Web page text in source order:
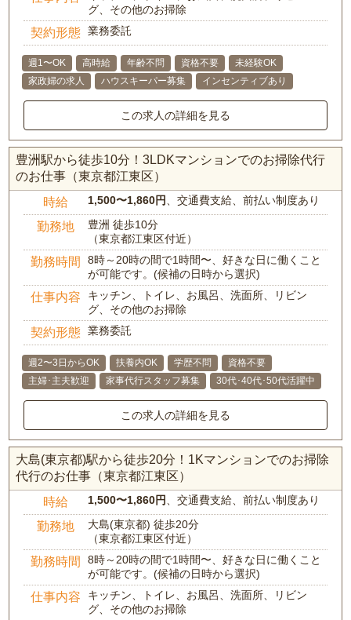
グ、その他のお掃除
契約形態 業務委託
週1〜OK 高時給 年齢不問 資格不要
未経験OK
家政婦の求人
ハウスキーパー募集 インセンティブあり
この求人の詳細を見る
豊洲駅から徒歩10分！3LDKマンションでのお掃除代行
のお仕事（東京都江東区）
時給 1,500〜1,860円 、交通費支給、前払い制度あり
勤務地
豊洲 徒歩10分
（東京都江東区付近）
勤務時間
8時～20時の間で1時間〜、好きな日に働くこと
が可能です。(候補の日時から選択)
仕事内容
キッチン、トイレ、お風呂、洗面所、リビン
グ、その他のお掃除
契約形態 業務委託
週2〜3日からOK 扶養内OK 学歴不問
資格不要
主婦･主夫歓迎
家事代行スタッフ募集 30代･40代･50代活躍中
この求人の詳細を見る
大島(東京都)駅から徒歩20分！1Kマンションでのお掃除
代行のお仕事（東京都江東区）
時給 1,500〜1,860円 、交通費支給、前払い制度あり
勤務地
大島(東京都) 徒歩20分
（東京都江東区付近）
勤務時間
8時～20時の間で1時間〜、好きな日に働くこと
が可能です。(候補の日時から選択)
仕事内容
キッチン、トイレ、お風呂、洗面所、リビン
グ、その他のお掃除